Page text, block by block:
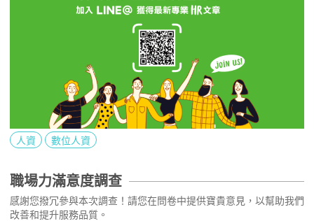
人資 數位人資
職場力滿意度調查
感謝您撥冗參與本次調查！請您在問卷中提供寶貴意見，以幫助我們
改善和提升服務品質。